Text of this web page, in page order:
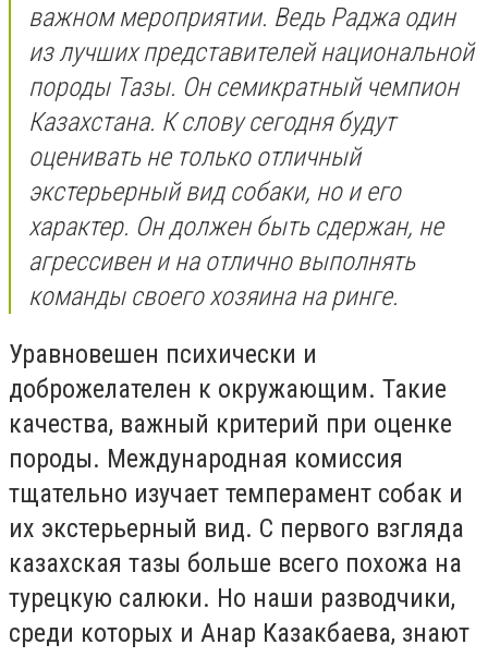
важном мероприятии. Ведь Раджа один
из лучших представителей национальной
породы Тазы. Он семикратный чемпион
Казахстана. К слову сегодня будут
оценивать не только отличный
экстерьерный вид собаки, но и его
характер. Он должен быть сдержан, не
агрессивен и на отлично выполнять
команды своего хозяина на ринге.
Уравновешен психически и
доброжелателен к окружающим. Такие
качества, важный критерий при оценке
породы. Международная комиссия
тщательно изучает темперамент собак и
их экстерьерный вид. С первого взгляда
казахская тазы больше всего похожа на
турецкую салюки. Но наши разводчики,
среди которых и Анар Казакбаева, знают